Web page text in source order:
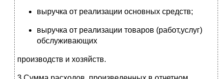
выручка от реализации основных средств;
выручка от реализации товаров (работ,услуг)
обслуживающих
производств и хозяйств.